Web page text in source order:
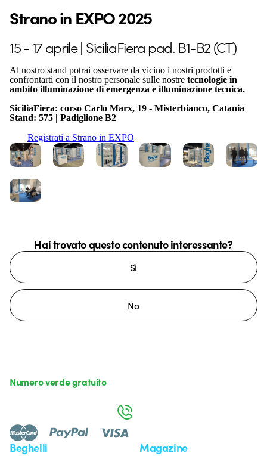
Strano in EXPO 2025
15 - 17 aprile | SiciliaFiera pad. B1-B2 (CT)
Al nostro stand potrai osservare da vicino i nostri prodotti e
confrontarti con il nostro personale sulle nostre tecnologie in
ambito illuminazione di emergenza e illuminazione tecnica.
SiciliaFiera: corso Carlo Marx, 19 - Misterbianco, Catania
Stand: 575 | Padiglione B2
Registrati a Strano in EXPO
Hai trovato questo contenuto interessante?
Sì
No
Beghelli Magazine
Numero verde gratuito